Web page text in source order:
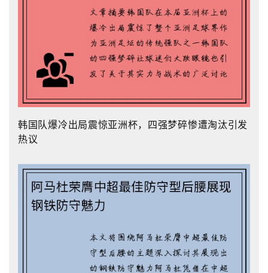
韩国队爆冷出局震惊亚洲杯，四强梦碎惨遭淘汰引发
热议